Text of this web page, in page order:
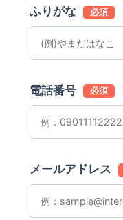
ふりがな 必須
電話番号 必須
メールアドレス